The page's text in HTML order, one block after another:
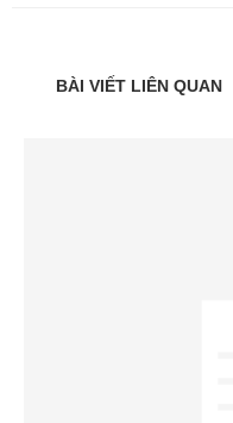
BÀI VIẾT LIÊN QUAN